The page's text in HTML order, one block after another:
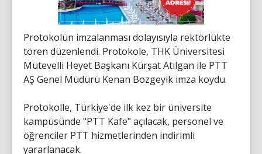
Protokolün imzalanması dolayısıyla rektörlükte
tören düzenlendi. Protokole, THK Üniversitesi
Mütevelli Heyet Başkanı Kürşat Atılgan ile PTT
AŞ Genel Müdürü Kenan Bozgeyik imza koydu.
Protokolle, Türkiye'de ilk kez bir üniversite
kampüsünde "PTT Kafe" açılacak, personel ve
öğrenciler PTT hizmetlerinden indirimli
yararlanacak.